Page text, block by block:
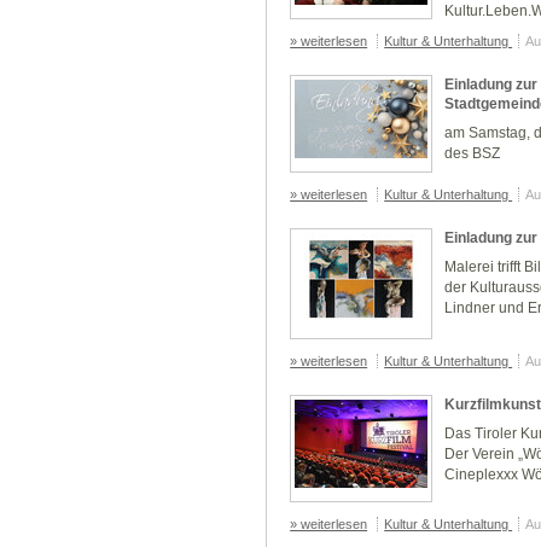
» weiterlesen Kultur & Unterhaltung
Einladung
am Samstag,
des BSZ
» weiterlesen Kultur & Unterhaltung
Einladung
Malerei trifft
der
Lindner und
» weiterlesen Kultur & Unterhaltung
Das Tiroler
Der Verein
Cineplexxx
» weiterlesen Kultur & Unterhaltung